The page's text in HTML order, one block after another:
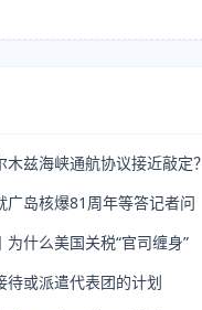
兹海峡通航协议接近敲定？
广岛核爆81周年等答记者问
什么美国关税“官司缠身”
待或派遣代表团的计划